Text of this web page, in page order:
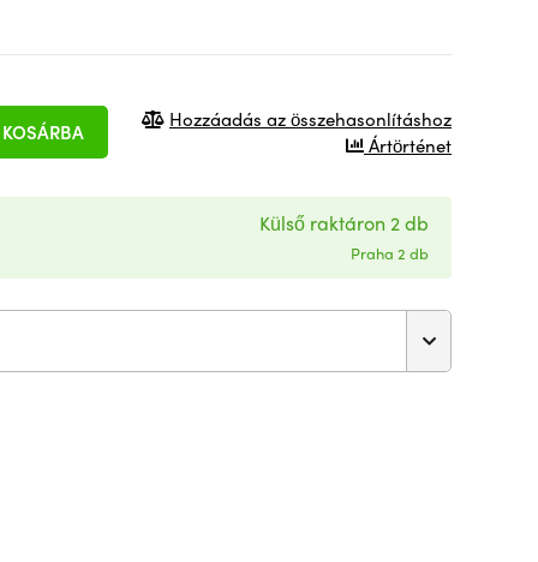
KOSÁRBA
Hozzáadás az összehasonlításhoz
Ártörténet
Külső raktáron 2 db
Praha 2 db